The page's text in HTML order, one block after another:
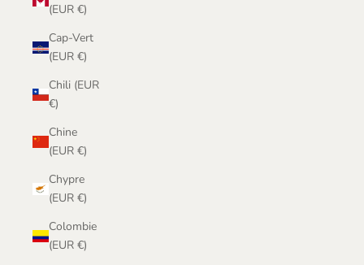
(EUR €)
Cap-Vert
(EUR €)
Chili (EUR
€)
Chine
(EUR €)
Chypre
(EUR €)
Colombie
(EUR €)